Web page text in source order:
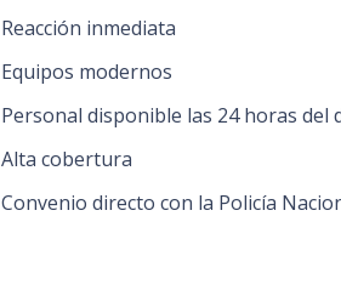
Reacción inmediata
Equipos modernos
Personal disponible las 24 horas del
Alta cobertura
Convenio directo con la Policía